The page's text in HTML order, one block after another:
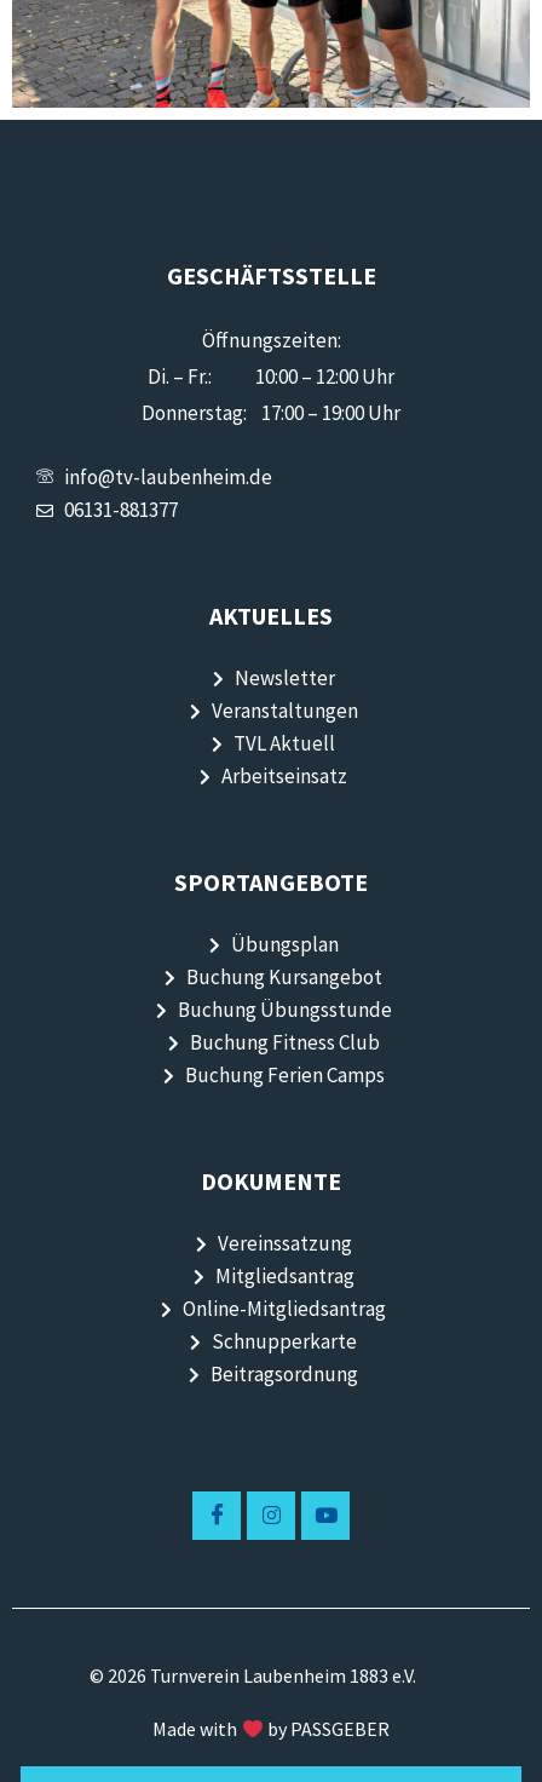
GESCHÄFTSSTELLE
Öffnungszeiten:
Di. – Fr.: 10:00 – 12:00 Uhr
Donnerstag: 17:00 – 19:00 Uhr
info@tv-laubenheim.de
06131-881377
AKTUELLES
Newsletter
Veranstaltungen
TVL Aktuell
Arbeitseinsatz
SPORTANGEBOTE
Übungsplan
Buchung Kursangebot
Buchung Übungsstunde
Buchung Fitness Club
Buchung Ferien Camps
DOKUMENTE
Vereinssatzung
Mitgliedsantrag
Online-Mitgliedsantrag
Schnupperkarte
Beitragsordnung
© 2026 Turnverein Laubenheim 1883 e.V.
Made with by PASSGEBER